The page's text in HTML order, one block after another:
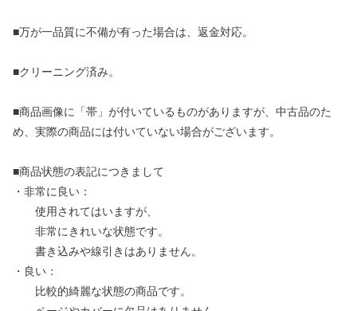
■万が一品質に不備が有った場合は、返金対応。
■クリーニング済み。
■商品画像に「帯」が付いているものがありますが、中古品のた
め、実際の商品には付いていない場合がございます。
■商品状態の表記につきまして
・非常に良い：
使用されてはいますが、
非常にきれいな状態です。
書き込みや線引きはありません。
・良い：
比較的綺麗な状態の商品です。